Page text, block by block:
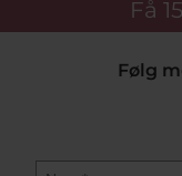
Få
Følg